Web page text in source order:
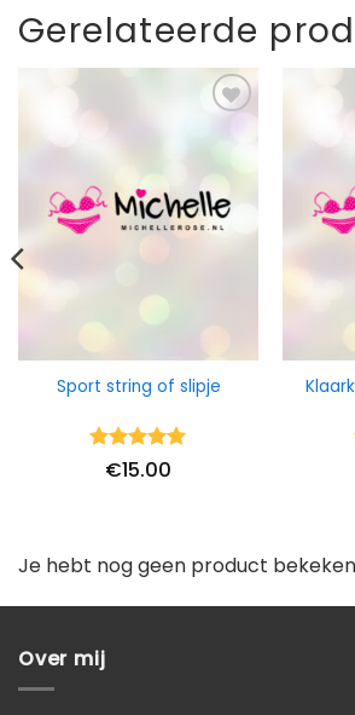
Gerelateerde
Sport string of slipje
Waardering
uit 5
€15.00
Je hebt nog geen product
Over mij